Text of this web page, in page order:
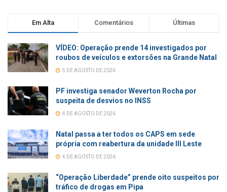
Em Alta Comentários Últimas
VÍDEO: Operação prende 14 investigados por
roubos de veículos e extorsões na Grande Natal
5 DE AGOSTO DE 2026
PF investiga senador Weverton Rocha por
suspeita de desvios no INSS
4 DE AGOSTO DE 2026
Natal passa a ter todos os CAPS em sede
própria com reabertura da unidade III Leste
4 DE AGOSTO DE 2026
“Operação Liberdade” prende oito suspeitos por
tráfico de drogas em Pipa